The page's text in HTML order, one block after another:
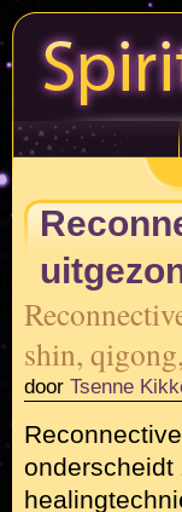
shin,
door Tsenne
onderscheidt